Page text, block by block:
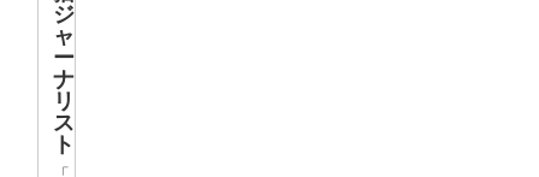
ジ
ャ
ー
ナ
リ
ス
ト